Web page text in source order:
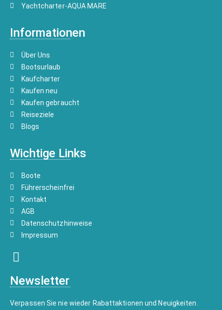
Yachtcharter-AQUA MARE
Informationen
Über Uns
Bootsurlaub
Kaufcharter
Kaufen neu
Kaufen gebraucht
Reiseziele
Blogs
Wichtige Links
Boote
Führerscheinfrei
Kontakt
AGB
Datenschutzhinweise
Impressum
Newsletter
Verpassen Sie nie wieder Rabattaktionen und Neuigkeiten.